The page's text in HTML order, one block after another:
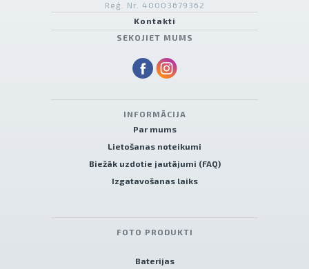
Reģ. Nr. 40003679362
Kontakti
SEKOJIET MUMS
INFORMĀCIJA
Par mums
Lietošanas noteikumi
Biežāk uzdotie jautājumi (FAQ)
Izgatavošanas laiks
FOTO PRODUKTI
Baterijas